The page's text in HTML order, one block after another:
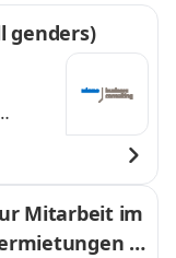
genders)
und 4Mitarbeit im
u